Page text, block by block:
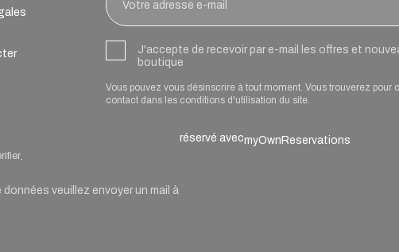
J'accepte de recevoir par e-mail les offres et
boutique
Vous pouvez vous désinscrire à tout moment. Vous trouverez pour
contact dans les conditions d'utilisation du site.
réservé avecmyOwnReservations
veuillez envoyer un mail à